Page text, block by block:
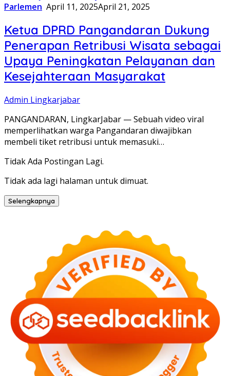
Parlemen April 11, 2025April 21, 2025
Ketua DPRD Pangandaran Dukung
Penerapan Retribusi Wisata sebagai
Upaya Peningkatan Pelayanan dan
Kesejahteraan Masyarakat
Admin Lingkarjabar
PANGANDARAN, LingkarJabar — Sebuah video viral
memperlihatkan warga Pangandaran diwajibkan
membeli tiket retribusi untuk memasuki…
Tidak Ada Postingan Lagi.
Tidak ada lagi halaman untuk dimuat.
Selengkapnya